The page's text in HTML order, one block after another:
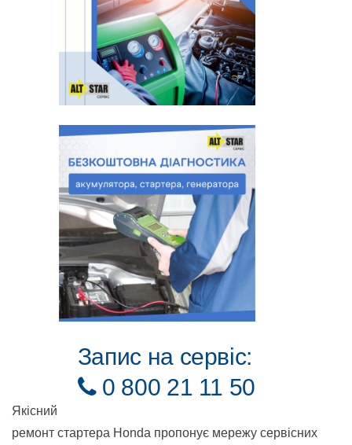
Запис на сервіс:
0 800 21 11 50
Якісний
ремонт стартера Honda пропонує мережу сервісних